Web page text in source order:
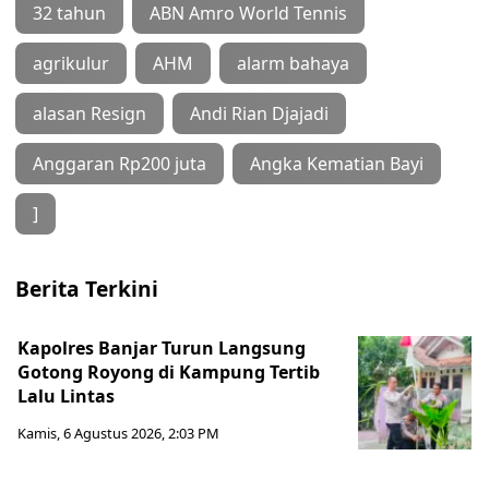
32 tahun ABN Amro World Tennis
agrikulur AHM alarm bahaya
alasan Resign Andi Rian Djajadi
Anggaran Rp200 juta Angka Kematian Bayi
]
Berita Terkini
Kapolres Banjar Turun Langsung
Gotong Royong di Kampung Tertib
Lalu Lintas
Kamis, 6 Agustus 2026, 2:03 PM